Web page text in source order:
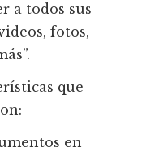
a todos sus
fotos,
que
en